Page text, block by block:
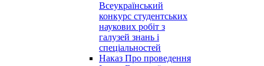
Всеукраїнський
конкурс студентських
наукових робіт з
галузей знань і
спеціальностей
Наказ Про проведення